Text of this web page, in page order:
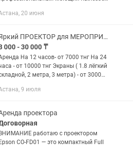
кресел, ✔️ салона авто. ✅ Легкий и
20 июня
Яркий ПРОЕКТОР для МЕРОПРИЯТИЙ! Аренда проектора с экр! Высококачественный!
000 - 30 000 ₸
На 12 часов- от 7000 тнг На 24
- от 10000 тнг Экраны ( 1.8 лёгкий
2 метра, 3 метра) - от 3000
т/сутки Пакет "все включено" с
9 июля
проектора
ВНИМАНИЕ работаю с проектором
Epson CO-FD01 — это компактный Full